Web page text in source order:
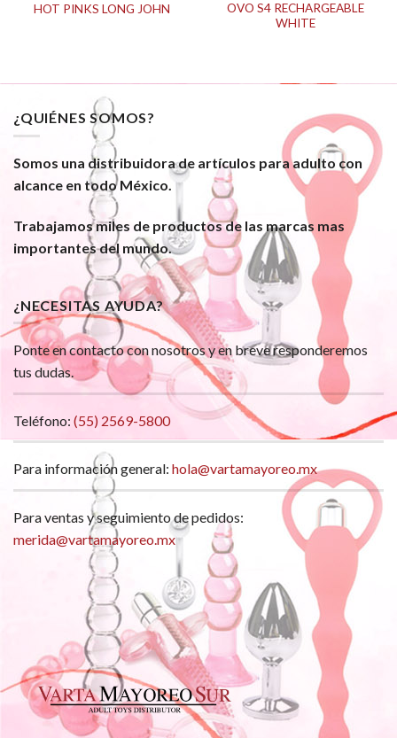
HOT PINKS LONG JOHN
OVO S4 RECHARGEABLE
WHITE
¿QUIÉNES SOMOS?
Somos una distribuidora de artículos para adulto con
alcance en todo México.
Trabajamos miles de productos de las marcas mas
importantes del mundo.
¿NECESITAS AYUDA?
Ponte en contacto con nosotros y en breve responderemos
tus dudas.
Teléfono: (55) 2569-5800
Para información general: hola@vartamayoreo.mx
Para ventas y seguimiento de pedidos:
merida@vartamayoreo.mx